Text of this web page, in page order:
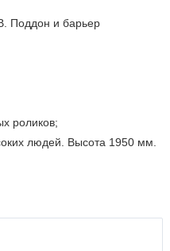
Поддон и барьер
роликов;
людей. Высота 1950 мм.